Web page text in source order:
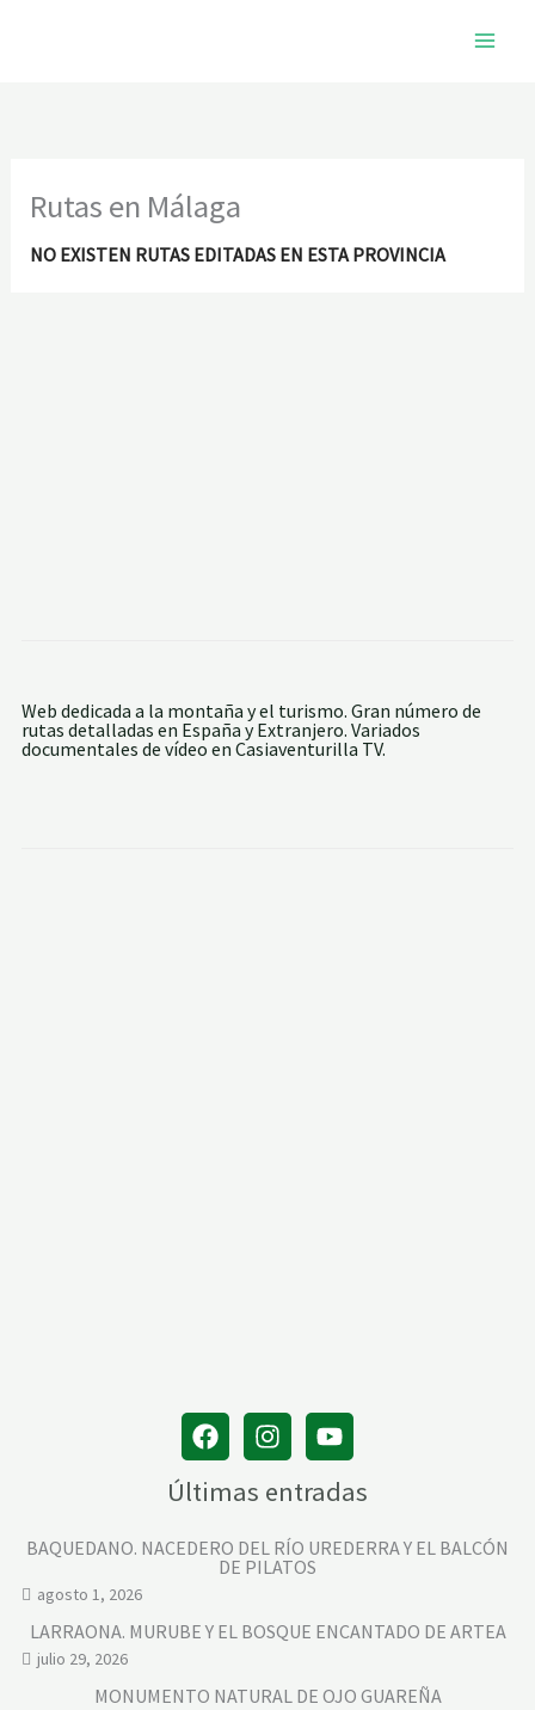
Rutas en Málaga
NO EXISTEN RUTAS EDITADAS EN ESTA PROVINCIA
Web dedicada a la montaña y el turismo. Gran número de
rutas detalladas en España y Extranjero. Variados
documentales de vídeo en Casiaventurilla TV.
Últimas entradas
BAQUEDANO. NACEDERO DEL RÍO UREDERRA Y EL BALCÓN
DE PILATOS
agosto 1, 2026
LARRAONA. MURUBE Y EL BOSQUE ENCANTADO DE ARTEA
julio 29, 2026
MONUMENTO NATURAL DE OJO GUAREÑA